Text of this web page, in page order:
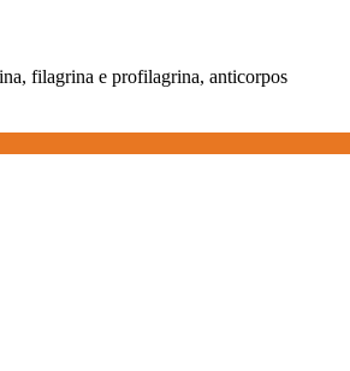
filagrina e profilagrina, anticorpos